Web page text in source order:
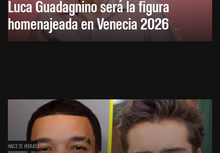
Luca Guadagnino será la figura
homenajeada en Venecia 2026
HACE 12 HORAS